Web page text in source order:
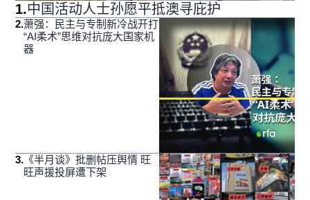
1.中国活动人士孙愿平抵澳寻庇护
2.萧强：民主与专制新冷战开打
“AI柔术”思维对抗庞大国家机
器
3. 《半月谈》批删帖压舆情 旺
旺声援投屏遭下架